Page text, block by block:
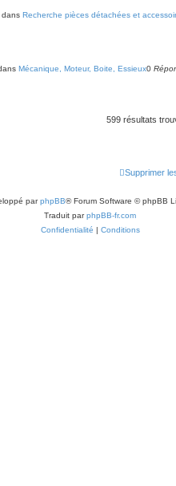
dans Recherche pièces détachées et
Mécanique, Moteur, Boite, Essieux0
599 résultats
Supprimer
parphpBB® Forum Software © phpBB
Traduit parphpBB-fr.com
Confidentialité | Conditions